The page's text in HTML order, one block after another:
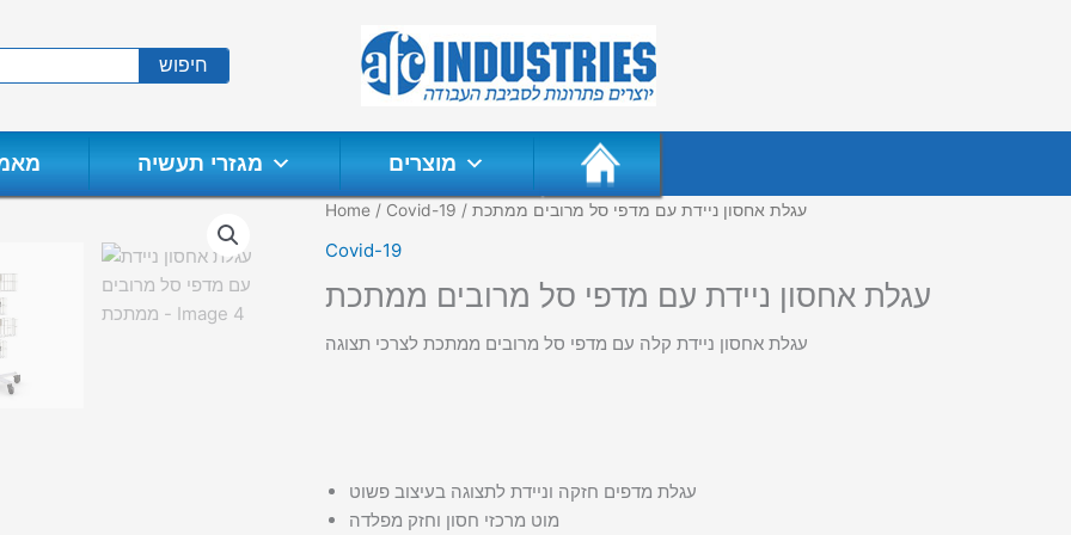
חיפוש
מגזרי תעשיה מוצרים
Home / Covid-19 / עגלת אחסון ניידת עם מדפי סל מרובים ממתכת
Covid-19
עגלת אחסון ניידת עם מדפי סל מרובים ממתכת
עגלת אחסון ניידת קלה עם מדפי סל מרובים ממתכת לצרכי תצוגה
עגלת מדפים חזקה וניידת לתצוגה בעיצוב פשוט
מוט מרכזי חסון וחזק מפלדה